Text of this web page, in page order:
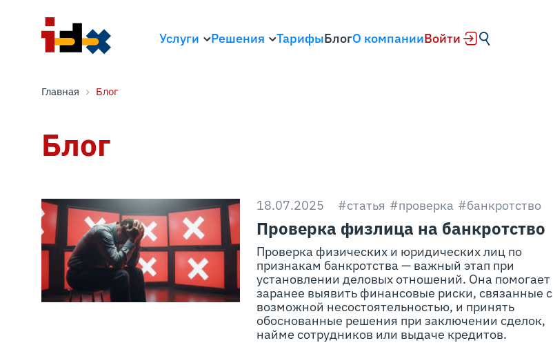
Услуги Решения ТарифыБлогО компанииВойти
Главная Блог
Блог
18.07.2025 #статья #проверка #банкротство
Проверка физлица на банкротство
Проверка физических и юридических лиц по
признакам банкротства — важный этап при
установлении деловых отношений. Она помогает
заранее выявить финансовые риски, связанные с
возможной несостоятельностью, и принять
обоснованные решения при заключении сделок,
найме сотрудников или выдаче кредитов.